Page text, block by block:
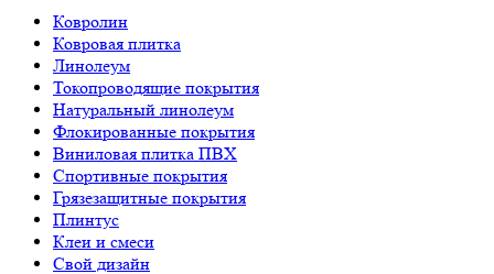
Ковролин
Ковровая плитка
Линолеум
Токопроводящие покрытия
Натуральный линолеум
Флокированные покрытия
Виниловая плитка ПВХ
Спортивные покрытия
Грязезащитные покрытия
Плинтус
Клеи и смеси
Свой дизайн